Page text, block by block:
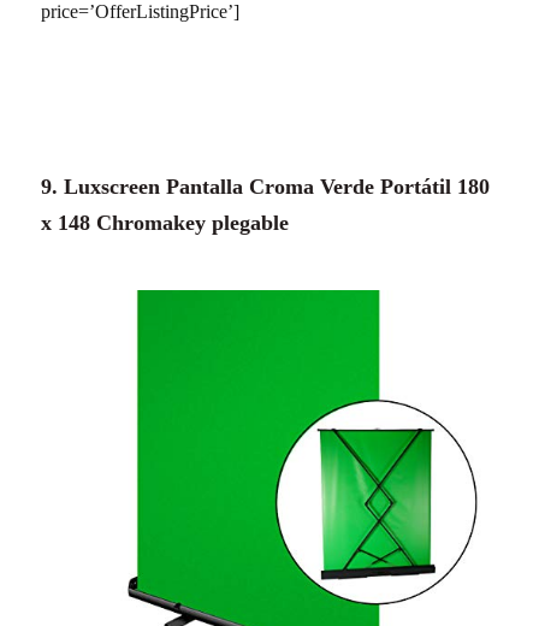
price=’OfferListingPrice’]
9. Luxscreen Pantalla Croma Verde Portátil 180
x 148 Chromakey plegable